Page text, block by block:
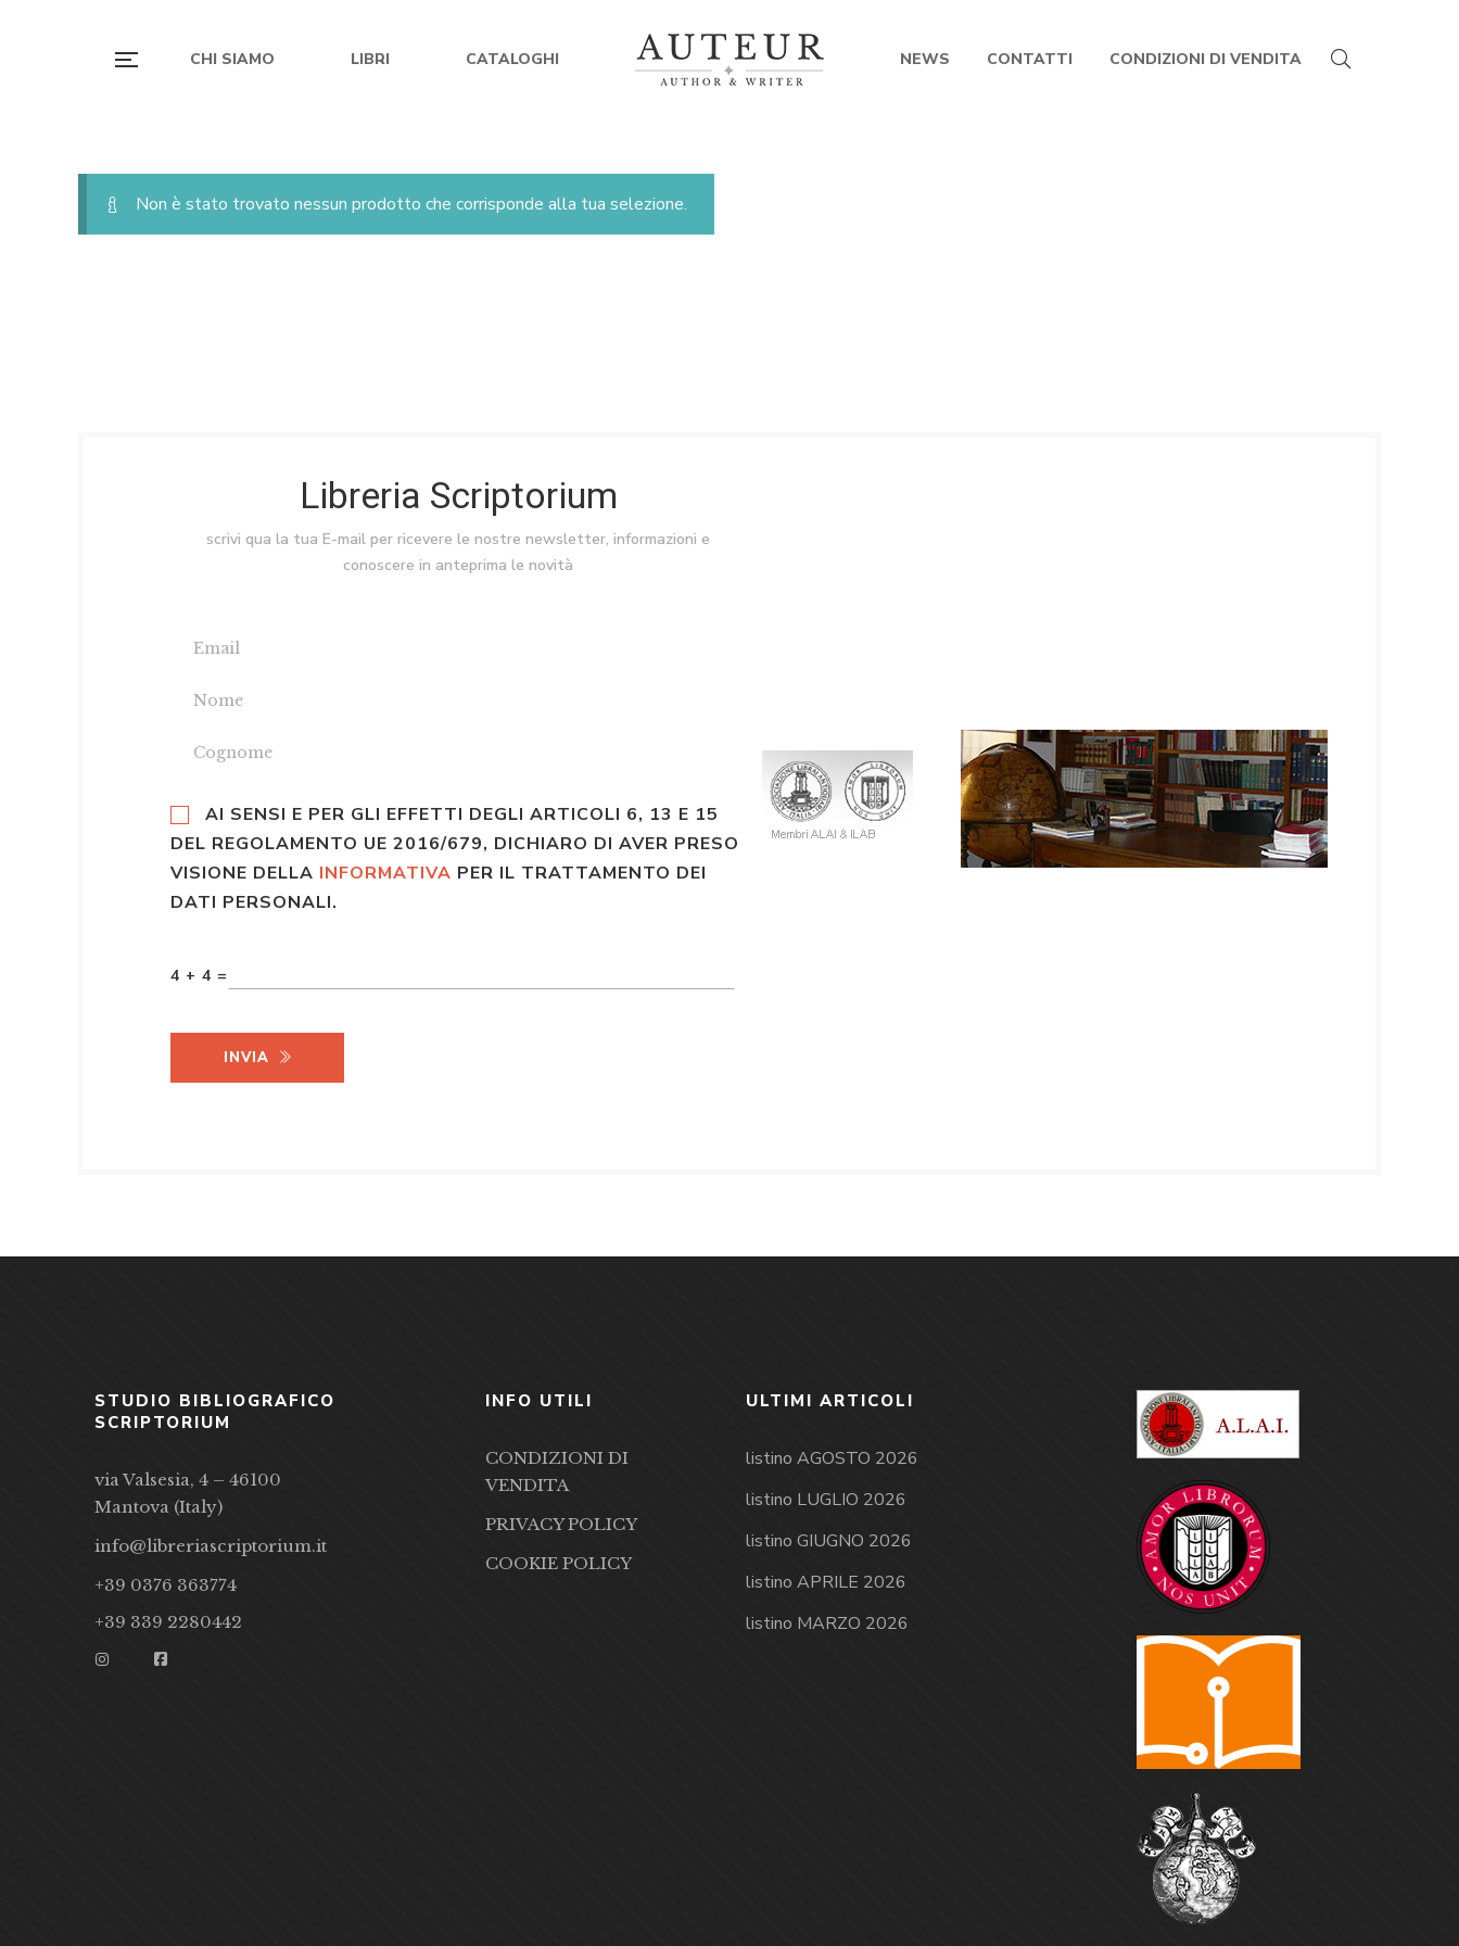
CHI SIAMO LIBRI CATALOGHI NEWS CONTATTI CONDIZIONI DI VENDITA
Non è stato trovato nessun prodotto che corrisponde alla tua selezione.
Libreria Scriptorium
scrivi qua la tua E-mail per ricevere le nostre newsletter, informazioni e
conoscere in anteprima le novità
AI SENSI E PER GLI EFFETTI DEGLI ARTICOLI 6, 13 E 15
DEL REGOLAMENTO UE 2016/679, DICHIARO DI AVER PRESO
VISIONE DELLA INFORMATIVA PER IL TRATTAMENTO DEI
DATI PERSONALI.
4 + 4 =
INVIA
STUDIO BIBLIOGRAFICO
SCRIPTORIUM
via Valsesia, 4 – 46100
Mantova (Italy)
info@libreriascriptorium.it
+39 0376 363774
+39 339 2280442
INFO UTILI
CONDIZIONI DI
VENDITA
PRIVACY POLICY
COOKIE POLICY
ULTIMI ARTICOLI
listino AGOSTO 2026
listino LUGLIO 2026
listino GIUGNO 2026
listino APRILE 2026
listino MARZO 2026